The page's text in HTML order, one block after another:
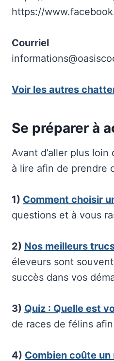
https://
Courriel
Voir les autres
Se préparer à
Avant d’aller plus
à lire afin de prendre
1) Comment choisir
questions et à vous
2) Nos meilleurs
éleveurs sont
succès dans vos
3) Quiz : Quelle est
de races de félins
4) Combien coûte un